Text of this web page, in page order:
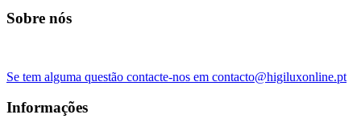
Sobre nós
Se tem alguma questão contacte-nos em contacto@higiluxonline.pt
Informações